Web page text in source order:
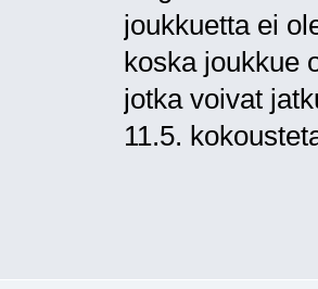
joukkuetta ei
koska joukkue
jotka voivat
11.5.